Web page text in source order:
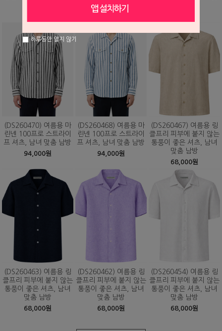
춤 남방
(DS260470) 여름용 마
린넨 100프로 스트라이
프 셔츠, 남녀 맞춤 남방
94,000원
(DS260468) 여름용 마
린넨 100프로 스트라이
프 셔츠, 남녀 맞춤 남방
94,000원
(DS260467) 여름용 링
클프리 피부에 붙지 않는
통풍이 좋은 셔츠, 남녀
맞춤 남방
68,000원
(DS260463) 여름용 링
클프리 피부에 붙지 않는
통풍이 좋은 셔츠, 남녀
맞춤 남방
68,000원
(DS260462) 여름용 링
클프리 피부에 붙지 않는
통풍이 좋은 셔츠, 남녀
맞춤 남방
68,000원
(DS260454) 여름용 링
클프리 피부에 붙지 않는
통풍이 좋은 셔츠, 남녀
맞춤 남방
68,000원
하루동안 열지 않기